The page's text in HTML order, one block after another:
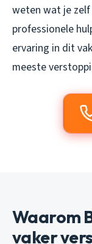
weten wat je
professionele
ervaring in dit
meeste
Waarom
vaker